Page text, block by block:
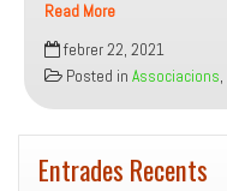
Read More
Nova
Campanya
d’OBERTAMENT
contra
l’Estigma
en
febrer 22, 2021
Posted in Associacions,
Entrades Recents